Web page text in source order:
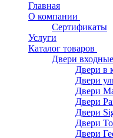
Главная
О компании
Сертификаты
Услуги
Каталог товаров
Двери входные
Двери в
Двери
Двери
Двери
Двери
Двери
Двери